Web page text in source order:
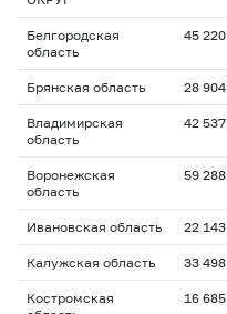
Белгородская
область
45 220
Брянская область 28 904
Владимирская
область
42 537
Воронежская
область
59 288
Ивановская область 22 143
Калужская область 33 498
Костромская
16 685